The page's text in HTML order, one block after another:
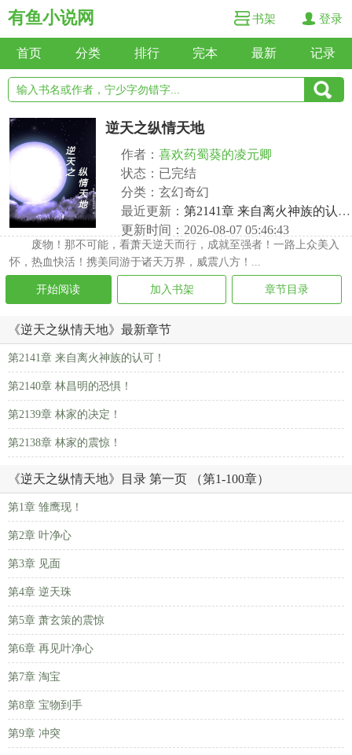
有鱼小说网 书架 登录
首页 分类 排行 完本 最新 记录
逆天之纵情天地
作者： 喜欢药蜀葵的凌元卿
状态：已完结
分类：玄幻奇幻
最近更新： 第2141章 来自离火神族的认可！
更新时间：2026-08-07 05:46:43
废物！那不可能，看萧天逆天而行，成就至强者！一路上众美入
怀，热血快活！携美同游于诸天万界，威震八方！...
开始阅读 加入书架 章节目录
《逆天之纵情天地》最新章节
第2141章 来自离火神族的认可！
第2140章 林昌明的恐惧！
第2139章 林家的决定！
第2138章 林家的震惊！
《逆天之纵情天地》目录 第一页 （第1-100章）
第1章 雏鹰现！
第2章 叶净心
第3章 见面
第4章 逆天珠
第5章 萧玄策的震惊
第6章 再见叶净心
第7章 淘宝
第8章 宝物到手
第9章 冲突